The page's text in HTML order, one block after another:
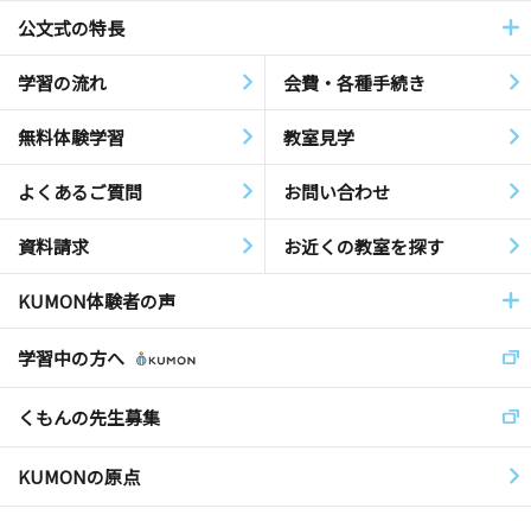
公文式の特長
学習の流れ 会費・各種手続き
無料体験学習 教室見学
よくあるご質問 お問い合わせ
資料請求 お近くの教室を探す
KUMON体験者の声
学習中の方へ
くもんの先生募集
KUMONの原点